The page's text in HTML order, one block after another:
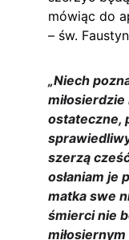
mówiąc do
– św.
„Niech
ostateczne,
szerzą
osłaniam je
matka swe
śmierci nie